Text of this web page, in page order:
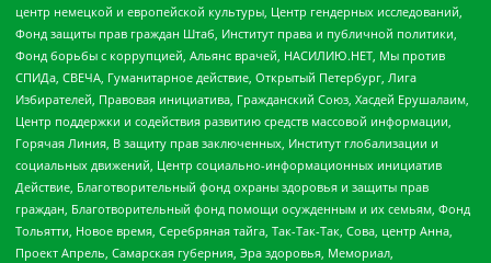
центр немецкой и европейской культуры, Центр гендерных исследований,
Фонд защиты прав граждан Штаб, Институт права и публичной политики,
Фонд борьбы с коррупцией, Альянс врачей, НАСИЛИЮ.НЕТ, Мы против
СПИДа, СВЕЧА, Гуманитарное действие, Открытый Петербург, Лига
Избирателей, Правовая инициатива, Гражданский Союз, Хасдей Ерушалаим,
Центр поддержки и содействия развитию средств массовой информации,
Горячая Линия, В защиту прав заключенных, Институт глобализации и
социальных движений, Центр социально-информационных инициатив
Действие, Благотворительный фонд охраны здоровья и защиты прав
граждан, Благотворительный фонд помощи осужденным и их семьям, Фонд
Тольятти, Новое время, Серебряная тайга, Так-Так-Так, Сова, центр Анна,
Проект Апрель, Самарская губерния, Эра здоровья, Мемориал,